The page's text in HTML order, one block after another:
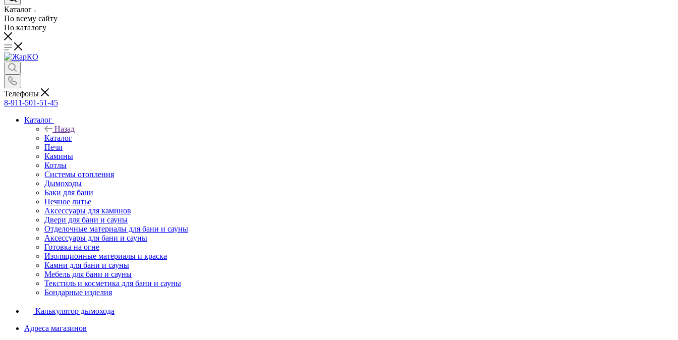
Каталог
По всему сайту
По каталогу
Телефоны
8-911-501-51-45
Каталог
Назад
Каталог
Печи
Камины
Котлы
Системы отопления
Дымоходы
Баки для бани
Печное литье
Аксессуары для каминов
Двери для бани и сауны
Отделочные материалы для бани и сауны
Аксессуары для бани и сауны
Готовка на огне
Изоляционные материалы и краска
Камни для бани и сауны
Мебель для бани и сауны
Текстиль и косметика для бани и сауны
Бондарные изделия
Калькулятор дымохода
Адреса магазинов